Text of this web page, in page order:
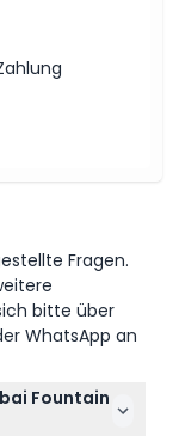
Fragen.
bitte über
WhatsApp an
Fountain